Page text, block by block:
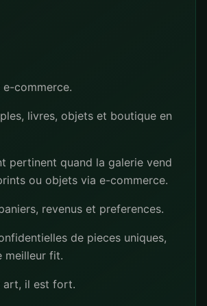
commerce.
livres, objets et boutique en
pertinent quand la galerie vend
ou objets via e-commerce.
revenus et preferences.
de pieces uniques,
meilleur fit.
art, il est fort.